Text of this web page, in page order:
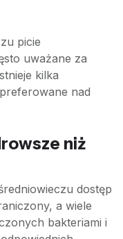
picie
uważane za
kilka
nad
niż
dostęp
a wiele
bakteriami i